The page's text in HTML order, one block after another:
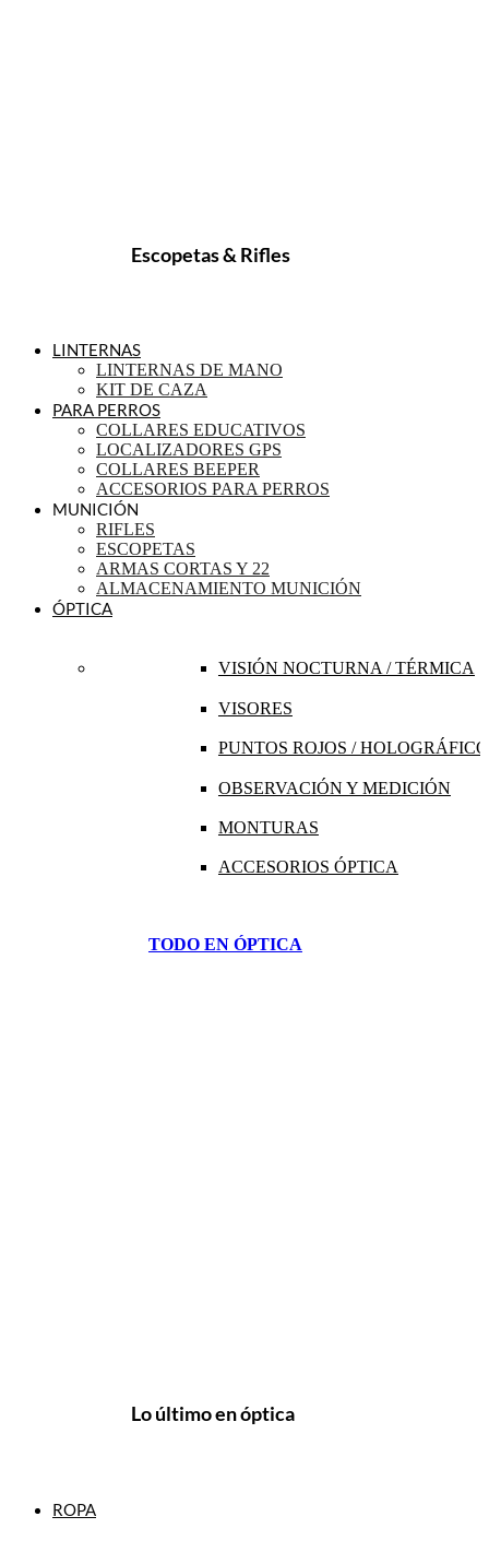
Escopetas & Rifles
LINTERNAS
LINTERNAS DE MANO
KIT DE CAZA
PARA PERROS
COLLARES EDUCATIVOS
LOCALIZADORES GPS
COLLARES BEEPER
ACCESORIOS PARA PERROS
MUNICIÓN
RIFLES
ESCOPETAS
ARMAS CORTAS Y 22
ALMACENAMIENTO MUNICIÓN
ÓPTICA
VISIÓN NOCTURNA / TÉRMICA
VISORES
PUNTOS ROJOS /
OBSERVACIÓN Y MEDICIÓN
MONTURAS
ACCESORIOS ÓPTICA
TODO EN ÓPTICA
Lo último en óptica
ROPA